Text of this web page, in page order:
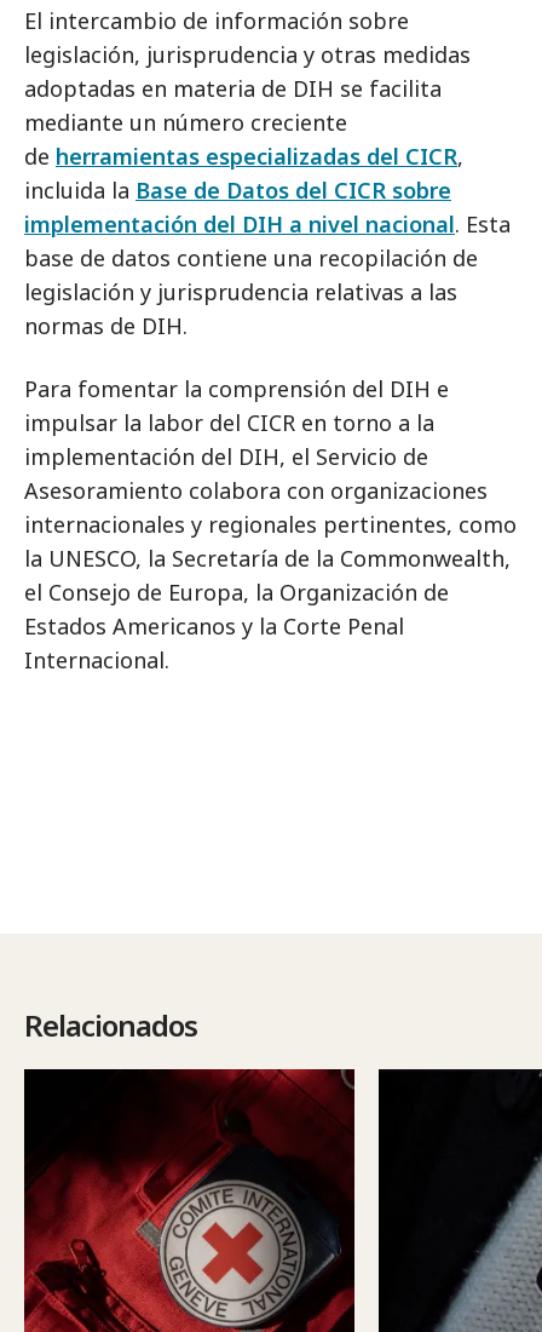
El intercambio de información sobre
legislación, jurisprudencia y otras medidas
adoptadas en materia de DIH se facilita
mediante un número creciente
de herramientas especializadas del CICR,
incluida la Base de Datos del CICR sobre
implementación del DIH a nivel nacional. Esta
base de datos contiene una recopilación de
legislación y jurisprudencia relativas a las
normas de DIH.
Para fomentar la comprensión del DIH e
impulsar la labor del CICR en torno a la
implementación del DIH, el Servicio de
Asesoramiento colabora con organizaciones
internacionales y regionales pertinentes, como
la UNESCO, la Secretaría de la Commonwealth,
el Consejo de Europa, la Organización de
Estados Americanos y la Corte Penal
Internacional.
Relacionados